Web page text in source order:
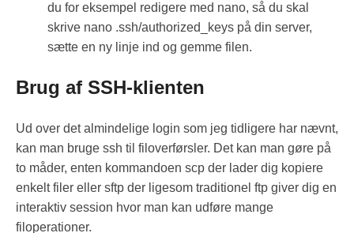
du for eksempel redigere med nano, så du skal
skrive nano .ssh/authorized_keys på din server,
sætte en ny linje ind og gemme filen.
Brug af SSH-klienten
Ud over det almindelige login som jeg tidligere har nævnt,
kan man bruge ssh til filoverførsler. Det kan man gøre på
to måder, enten kommandoen scp der lader dig kopiere
enkelt filer eller sftp der ligesom traditionel ftp giver dig en
interaktiv session hvor man kan udføre mange
filoperationer.